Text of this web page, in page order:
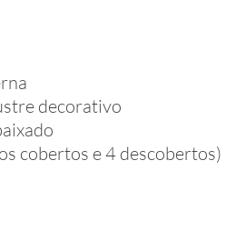
decorativo
cobertos e 4 descobertos)